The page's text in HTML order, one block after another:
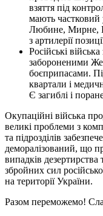
взяття під
мають частковий
Любине, Мирне,
з артилерії
Російські
забороненими
боєприпасами.
квартали і
Є загиблі і
Окупаційні війська
великі проблеми з
та підрозділів
деморалізований, що
випадків
збройних сил
на території України.
Разом переможемо!